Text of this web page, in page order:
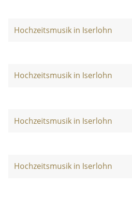
Hochzeitsmusik in Iserlohn
Hochzeitsmusik in Iserlohn
Hochzeitsmusik in Iserlohn
Hochzeitsmusik in Iserlohn